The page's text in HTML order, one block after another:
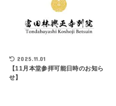
2025.11.01
【11月本堂参拝可能日時のお知ら
せ】